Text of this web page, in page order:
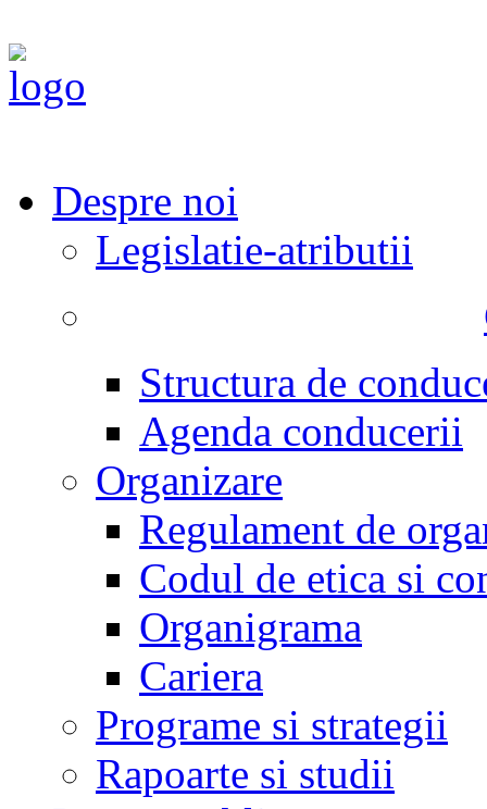
Despre noi
Legislatie-atributii
Structura de
Agenda conducerii
Organizare
Regulament de
Codul de etica si
Organigrama
Cariera
Programe si strategii
Rapoarte si studii